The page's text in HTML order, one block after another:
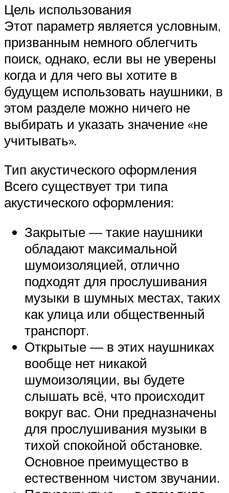
Цель использования
Этот параметр является условным,
призванным немного облегчить
поиск, однако, если вы не уверены
когда и для чего вы хотите в
будущем использовать наушники, в
этом разделе можно ничего не
выбирать и указать значение «не
учитывать».
Тип акустического оформления
Всего существует три типа
акустического оформления:
Закрытые — такие наушники
обладают максимальной
шумоизоляцией, отлично
подходят для прослушивания
музыки в шумных местах, таких
как улица или общественный
транспорт.
Открытые — в этих наушниках
вообще нет никакой
шумоизоляции, вы будете
слышать всё, что происходит
вокруг вас. Они предназначены
для прослушивания музыки в
тихой спокойной обстановке.
Основное преимущество в
естественном чистом звучании.